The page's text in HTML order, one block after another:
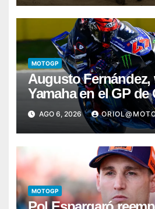
MOTOGP
Augusto
Yamaha en el GP de
AGO 6, 2026
MOTOGP